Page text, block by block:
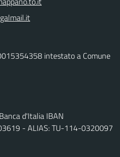
intestato a Comune
d'Italia IBAN
- ALIAS: TU-114-0320097